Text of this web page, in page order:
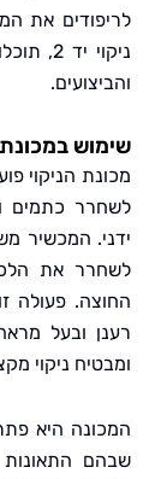
את המראה
ניקוי יד 2,
במכונת ניקוי
הניקוי פועלת
כתמים ולנקות
המכשיר משתמש
את הלכלוך
פעולה זו
ובעל מראה חדש.
ניקוי מקצועי
היא פתרון
התאונות